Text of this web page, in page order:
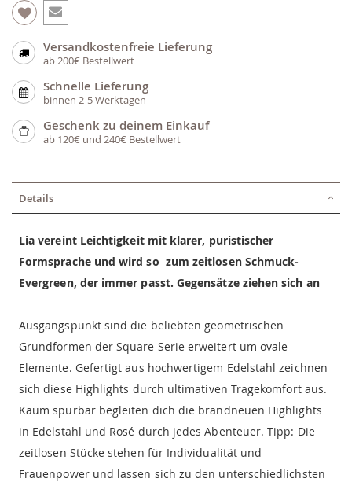
Versandkostenfreie Lieferung
ab 200€ Bestellwert
Schnelle Lieferung
binnen 2-5 Werktagen
Geschenk zu deinem Einkauf
ab 120€ und 240€ Bestellwert
Details
Lia vereint Leichtigkeit mit klarer, puristischer
Formsprache und wird so zum zeitlosen Schmuck-
Evergreen, der immer passt. Gegensätze ziehen sich an
Ausgangspunkt sind die beliebten geometrischen
Grundformen der Square Serie erweitert um ovale
Elemente. Gefertigt aus hochwertigem Edelstahl zeichnen
sich diese Highlights durch ultimativen Tragekomfort aus.
Kaum spürbar begleiten dich die brandneuen Highlights
in Edelstahl und Rosé durch jedes Abenteuer. Tipp: Die
zeitlosen Stücke stehen für Individualität und
Frauenpower und lassen sich zu den unterschiedlichsten